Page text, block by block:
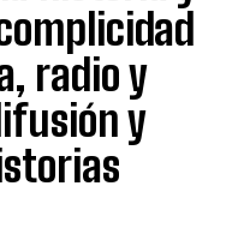
radio y
y